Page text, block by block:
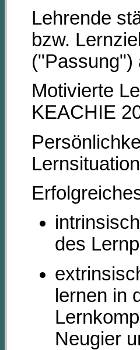
Lehrende
bzw.
("Passung")
Motivierte
KEACHIE
des
lernen in
Neugier